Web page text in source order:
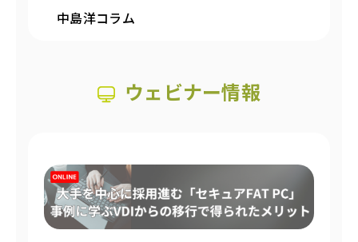
中島洋コラム
ウェビナー情報